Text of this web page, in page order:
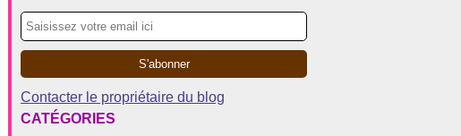
Contacter le propriétaire du blog
CATÉGORIES